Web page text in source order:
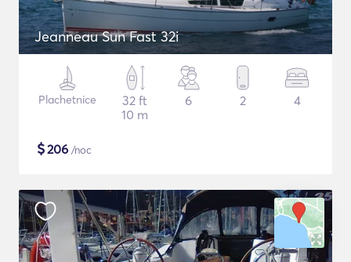
Jeanneau Sun Fast 32i
Plachetnice
32 ft
10 m
6 2 4
$206 /noc